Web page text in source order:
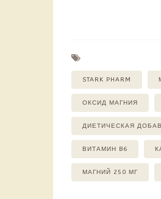
STARK PHARM
ОКСИД МАГНИЯ
ДИЕТИЧЕСКАЯ
ВИТАМИН B6
МАГНИЙ 250 МГ